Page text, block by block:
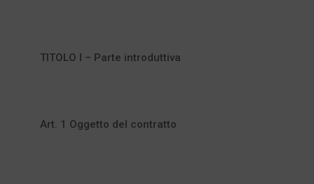
TITOLO I – Parte introduttiva
Art. 1 Oggetto del contratto